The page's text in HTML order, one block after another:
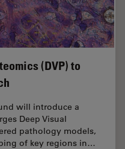
(DVP) to
will introduce a
Deep Visual
pathology models,
of key regions in…